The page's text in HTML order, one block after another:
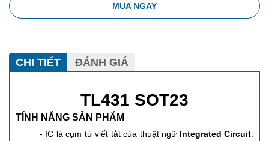
MUA NGAY
CHI TIẾT ĐÁNH GIÁ
TL431 SOT23
TÍNH NĂNG SẢN PHẨM
- IC là cụm từ viết tắt của thuật ngữ Integrated Circuit.